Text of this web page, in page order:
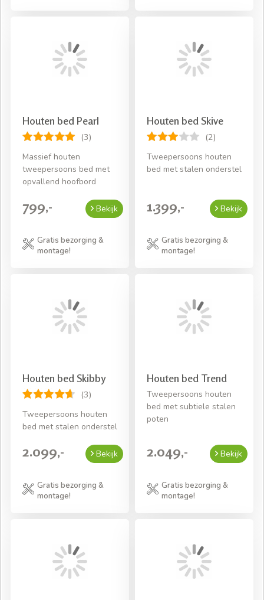
Houten bed Pearl
(3)
Massief houten
tweepersoons bed met
opvallend hoofbord
799,- Bekijk
Gratis bezorging &
montage!
Houten bed Skive
(2)
Tweepersoons houten
bed met stalen onderstel
1.399,- Bekijk
Gratis bezorging &
montage!
Houten bed Skibby
(3)
Tweepersoons houten
bed met stalen onderstel
2.099,- Bekijk
Gratis bezorging &
montage!
Houten bed Trend
Tweepersoons houten
bed met subtiele stalen
poten
2.049,- Bekijk
Gratis bezorging &
montage!